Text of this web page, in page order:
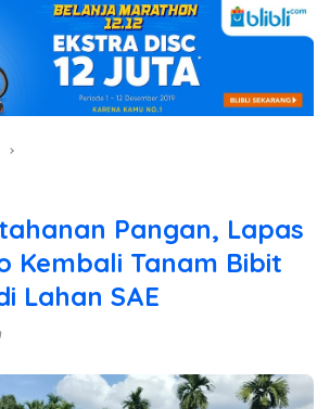
Pangan, Lapas
Kembali Tanam Bibit
Lahan SAE